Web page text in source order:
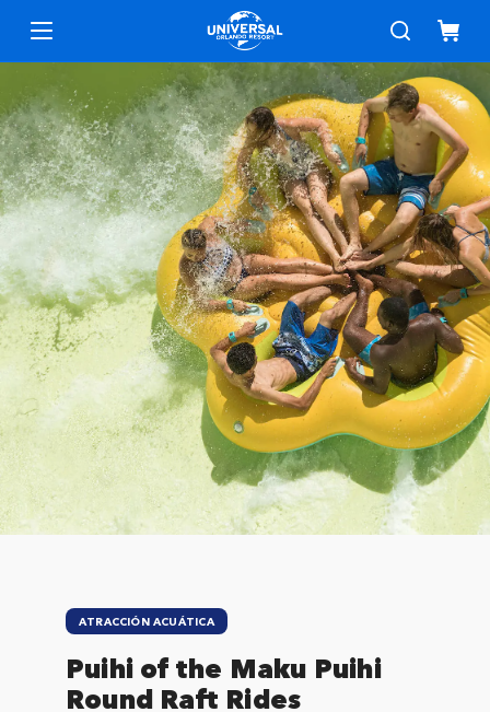
ATRACCIÓN ACUÁTICA
Puihi of the Maku Puihi
Round Raft Rides